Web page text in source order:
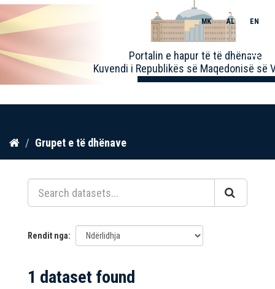
Kalo
përmbajtja
Portalin e hapur të të dhënave
Kuvendi i Republikës së Maqedonisë së
MK AL EN
Toggle
Grupet e të dhënave
Rendit nga
1 dataset found